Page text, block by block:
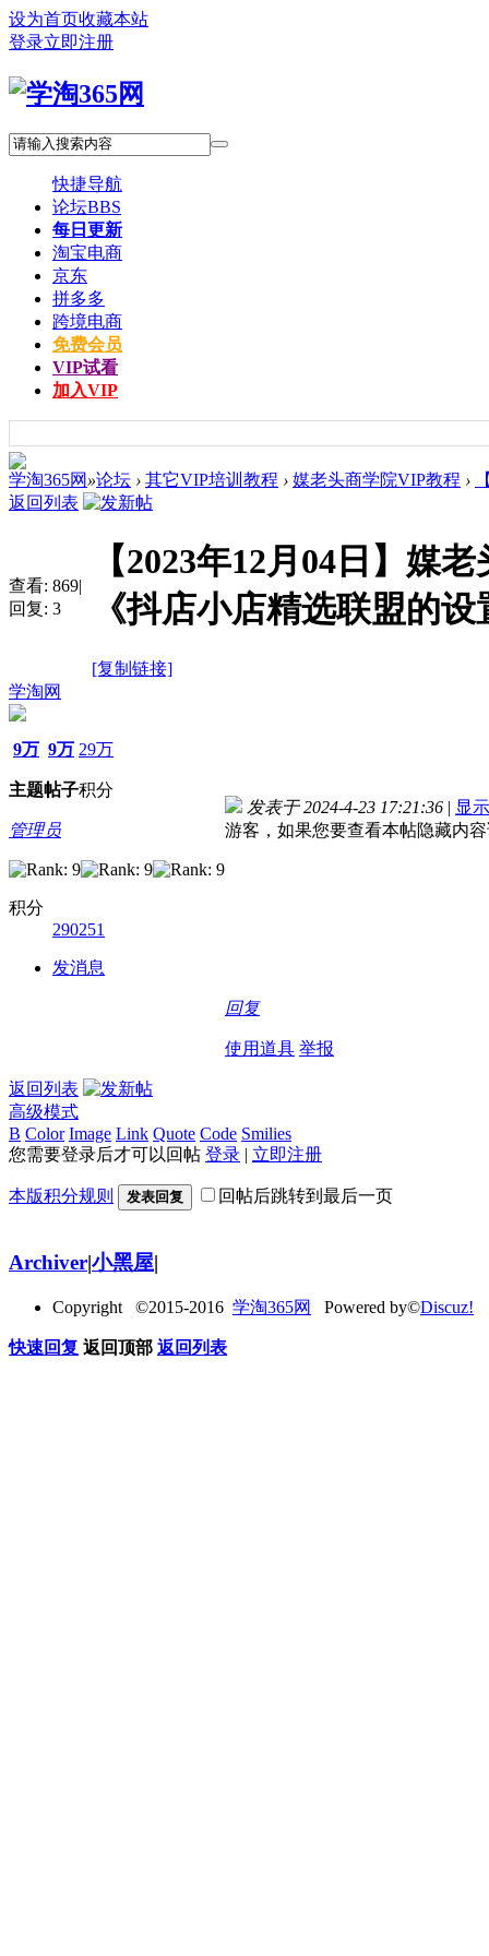
设为首页收藏本站
登录立即注册
快捷导航
论坛BBS
每日更新
淘宝电商
京东
拼多多
跨境电商
免费会员
VIP试看
加入VIP
学淘365网 »论坛 › 其它VIP培训教程 › 媒老头商学院VIP教程 ›
返回列表
查看: 869|
回复: 3
【2023年12月04日】媒
《抖店小店精选联盟的
[复制链接]
学淘网
9万
主题
9万
帖子
29万
积分
管理员
积分
290251
发消息
发表于 2024-4-23 17:21:36 | 显
游客，如果您要查看本帖隐藏内
回复
使用道具 举报
返回列表
高级模式
B Color Image Link Quote Code Smilies
您需要登录后才可以回帖 登录 | 立即注册
本版积分规则 发表回复 回帖后跳转到最后一页
Archiver|小黑屋|
Copyright ©2015-2016 学淘365网 Powered by©Discuz!
快速回复 返回顶部 返回列表